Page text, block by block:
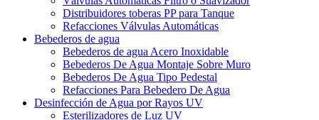
Distribuidores toberas PP para Tanque
Refacciones Válvulas Automáticas
Bebederos de agua
Bebederos de agua Acero Inoxidable
Bebederos De Agua Montaje Sobre Muro
Bebederos De Agua Tipo Pedestal
Refacciones Para Bebedero De Agua
Desinfección de Agua por Rayos UV
Esterilizadores de Luz UV